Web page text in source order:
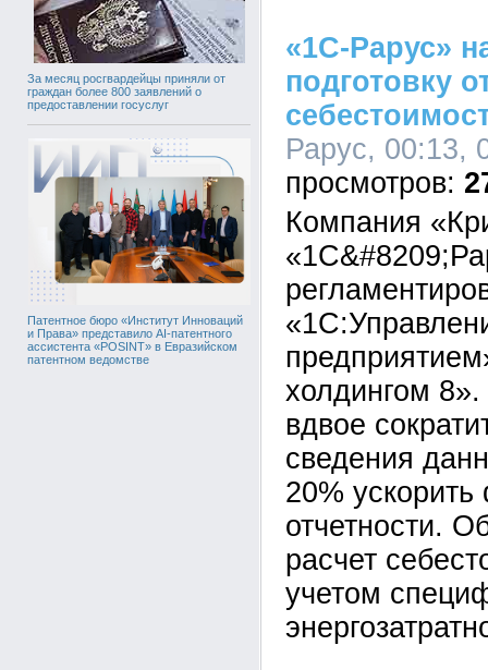
За месяц росгвардейцы приняли от
граждан более 800 заявлений о
предоставлении госуслуг
Патентное бюро «Институт Инноваций
и Права» представило AI-патентного
ассистента «POSINT» в Евразийском
патентном ведомстве
«1С-Рарус»
подготовку
Рарус, 00:13,
Компания
холдингом
вдвое
сведения
20%
отчетности.
расчет
учетом